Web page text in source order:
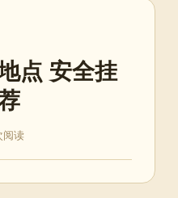
点 安全挂
阅读